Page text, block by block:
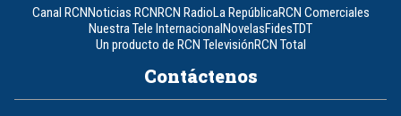
Canal RCNNoticias RCNRCN RadioLa RepúblicaRCN Comerciales
Nuestra Tele InternacionalNovelasFidesTDT
Un producto de RCN TelevisiónRCN Total
Contáctenos